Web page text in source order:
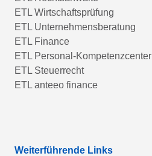
ETL Wirtschaftsprüfung
ETL Unternehmensberatung
ETL Finance
ETL Personal-Kompetenzcenter
ETL Steuerrecht
ETL anteeo finance
Weiterführende Links